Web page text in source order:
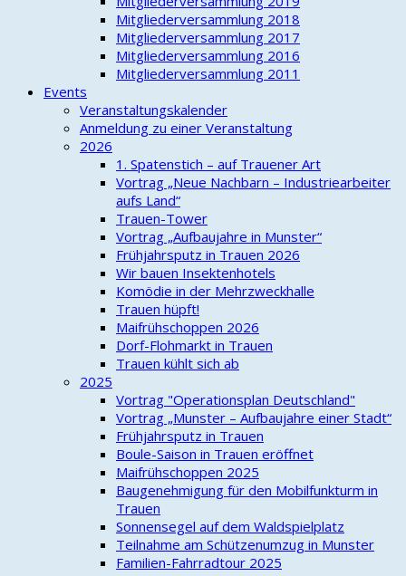
Mitgliederversammlung 2018
Mitgliederversammlung 2017
Mitgliederversammlung 2016
Mitgliederversammlung 2011
Events
Veranstaltungskalender
Anmeldung zu einer Veranstaltung
2026
1. Spatenstich – auf Trauener Art
Vortrag „Neue Nachbarn – Industriearbeiter
aufs Land“
Trauen-Tower
Vortrag „Aufbaujahre in Munster“
Frühjahrsputz in Trauen 2026
Wir bauen Insektenhotels
Komödie in der Mehrzweckhalle
Trauen hüpft!
Maifrühschoppen 2026
Dorf-Flohmarkt in Trauen
Trauen kühlt sich ab
2025
Vortrag "Operationsplan Deutschland"
Vortrag „Munster – Aufbaujahre einer Stadt“
Frühjahrsputz in Trauen
Boule-Saison in Trauen eröffnet
Maifrühschoppen 2025
Baugenehmigung für den Mobilfunkturm in
Trauen
Sonnensegel auf dem Waldspielplatz
Teilnahme am Schützenumzug in Munster
Familien-Fahrradtour 2025